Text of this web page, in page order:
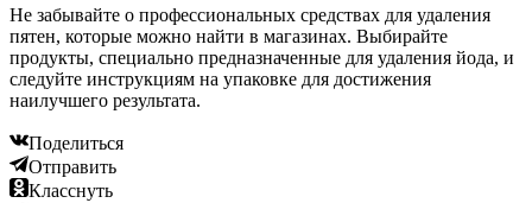
Не забывайте о профессиональных средствах для удаления
пятен, которые можно найти в магазинах. Выбирайте
продукты, специально предназначенные для удаления йода, и
следуйте инструкциям на упаковке для достижения
наилучшего результата.
Поделиться
Отправить
Класснуть